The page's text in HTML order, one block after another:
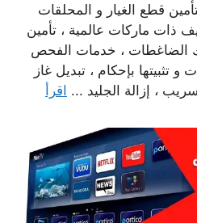
قطع الغيار و المحلقات
ذات ماركات عالمية ، تأمين
الضاغطات ، خدمات الفحص
و تثبيتها بإحكام ، تبديل غاز
، إزالة الجليد ... اقرأ